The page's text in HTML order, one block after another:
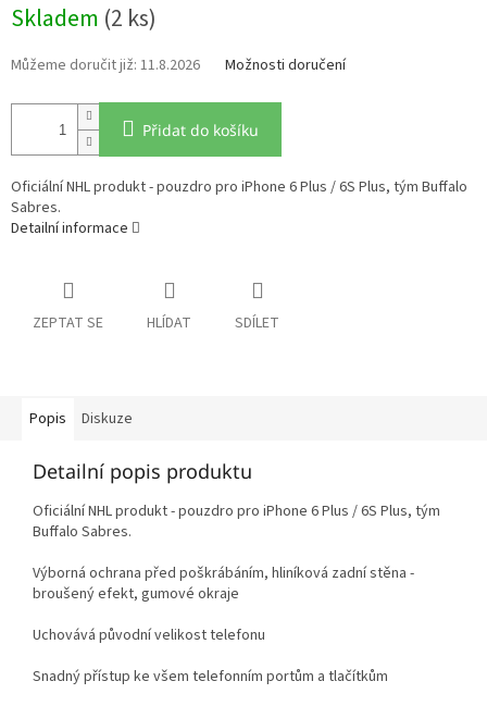
cena:
Skladem (2 ks)
11.8.2026 Možnosti doručení
Přidat do košíku
Oficiální NHL produkt - pouzdro pro iPhone 6 Plus / 6S Plus, tým Buffalo
Sabres.
Detailní informace
ZEPTAT SE HLÍDAT SDÍLET
Popis Diskuze
Detailní popis produktu
Oficiální NHL produkt - pouzdro pro iPhone 6 Plus / 6S Plus, tým
Buffalo Sabres.
Výborná ochrana před poškrábáním, hliníková zadní stěna -
broušený efekt, gumové okraje
Uchovává původní velikost telefonu
Snadný přístup ke všem telefonním portům a tlačítkům